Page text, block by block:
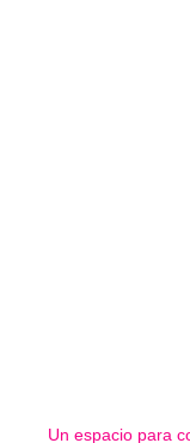
Un espacio para